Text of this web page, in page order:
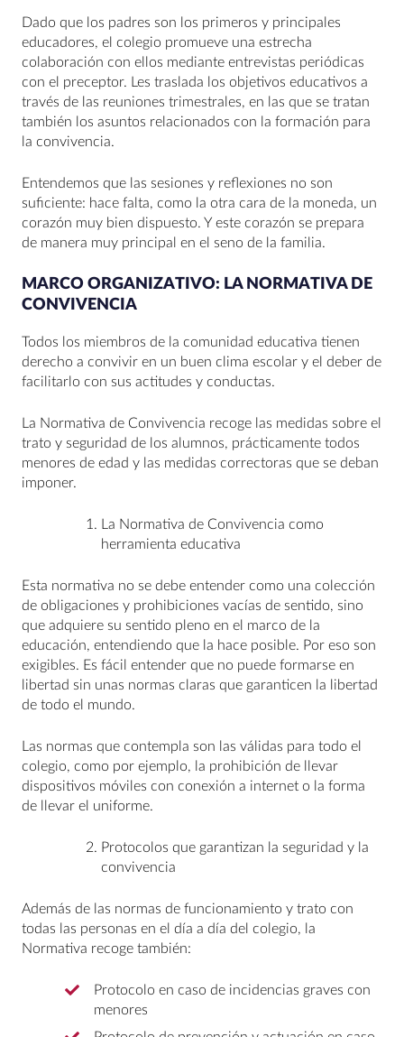
Dado que los padres son los primeros y principales
educadores, el colegio promueve una estrecha
colaboración con ellos mediante entrevistas periódicas
con el preceptor. Les traslada los objetivos educativos a
través de las reuniones trimestrales, en las que se tratan
también los asuntos relacionados con la formación para
la convivencia.
Entendemos que las sesiones y reflexiones no son
suficiente: hace falta, como la otra cara de la moneda, un
corazón muy bien dispuesto. Y este corazón se prepara
de manera muy principal en el seno de la familia.
MARCO ORGANIZATIVO: LA NORMATIVA DE
CONVIVENCIA
Todos los miembros de la comunidad educativa tienen
derecho a convivir en un buen clima escolar y el deber de
facilitarlo con sus actitudes y conductas.
La Normativa de Convivencia recoge las medidas sobre el
trato y seguridad de los alumnos, prácticamente todos
menores de edad y las medidas correctoras que se deban
imponer.
La Normativa de Convivencia como
herramienta educativa
Esta normativa no se debe entender como una colección
de obligaciones y prohibiciones vacías de sentido, sino
que adquiere su sentido pleno en el marco de la
educación, entendiendo que la hace posible. Por eso son
exigibles. Es fácil entender que no puede formarse en
libertad sin unas normas claras que garanticen la libertad
de todo el mundo.
Las normas que contempla son las válidas para todo el
colegio, como por ejemplo, la prohibición de llevar
dispositivos móviles con conexión a internet o la forma
de llevar el uniforme.
Protocolos que garantizan la seguridad y la
convivencia
Además de las normas de funcionamiento y trato con
todas las personas en el día a día del colegio, la
Normativa recoge también:
Protocolo en caso de incidencias graves con
menores